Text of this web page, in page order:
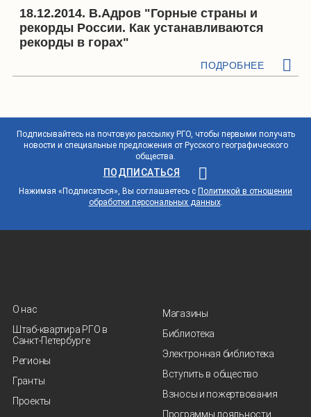
18.12.2014. В.Адров "Горные страны и
рекорды России. Как устанавливаются
рекорды в горах"
ПОДРОБНЕЕ
Подписывайтесь на почтовую рассылку РГО, чтобы первыми получать
новости и специальные предложения от Русского географического
общества.
ПОДПИСАТЬСЯ
Нажимая «Подписаться», Вы соглашаетесь с Политикой в отношении
обработки персональных данных.
О нас
Штаб-квартира РГО в
Санкт‑Петербурге
Регионы
Гранты
Проекты
Магазины
Библиотека
Электронная библиотека
Вступить в общество
Взносы и пожертвования
Программы лояльности